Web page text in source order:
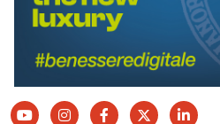
youtubeinstagramfacebooktwitterlinkedin